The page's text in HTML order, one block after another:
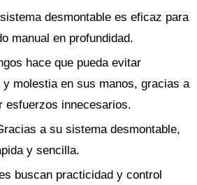
desmontable es eficaz para
manual en profundidad.
hace que pueda evitar
y molestia en sus manos, gracias a
esfuerzos innecesarios.
a su sistema desmontable,
y sencilla.
buscan practicidad y control